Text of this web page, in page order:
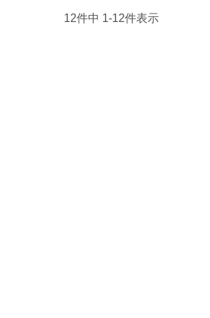
12件中 1-12件表示